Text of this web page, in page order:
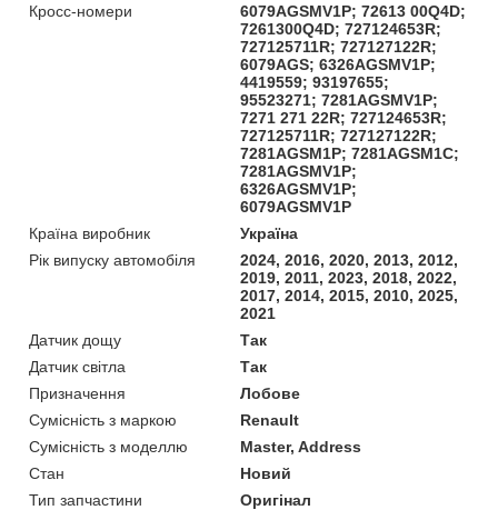
Кросс-номери
6079AGSMV1P; 72613 00Q4D;
7261300Q4D; 727124653R;
727125711R; 727127122R;
6079AGS; 6326AGSMV1P;
4419559; 93197655;
95523271; 7281AGSMV1P;
7271 271 22R; 727124653R;
727125711R; 727127122R;
7281AGSM1P; 7281AGSM1C;
7281AGSMV1P;
6326AGSMV1P;
6079AGSMV1P
Країна виробник
Україна
Рік випуску автомобіля
2024, 2016, 2020, 2013, 2012,
2019, 2011, 2023, 2018, 2022,
2017, 2014, 2015, 2010, 2025,
2021
Датчик дощу
Так
Датчик світла
Так
Призначення
Лобове
Сумісність з маркою
Renault
Сумісність з моделлю
Master, Address
Стан
Новий
Тип запчастини
Оригінал